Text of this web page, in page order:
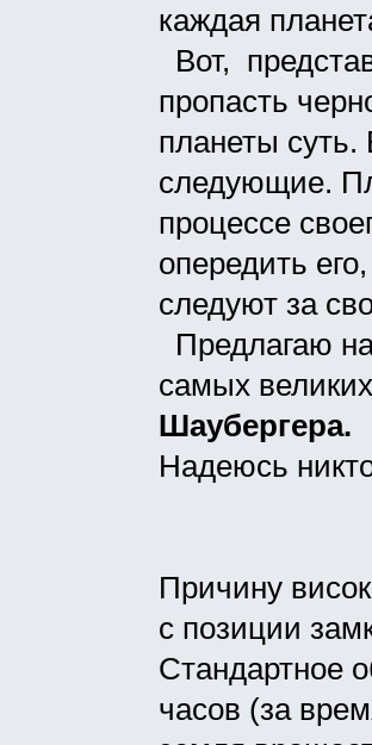
каждая
Вот,
пропасть
планеты
следующие.
процессе
опередить
следуют за
Предлагаю
самых
Шаубергера.
Надеюсь
Причину
с позиции
Стандартное
часов (за